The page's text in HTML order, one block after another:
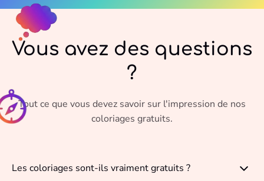
Vous avez des questions
?
Tout ce que vous devez savoir sur l'impression de nos
coloriages gratuits.
Les coloriages sont-ils vraiment gratuits ?